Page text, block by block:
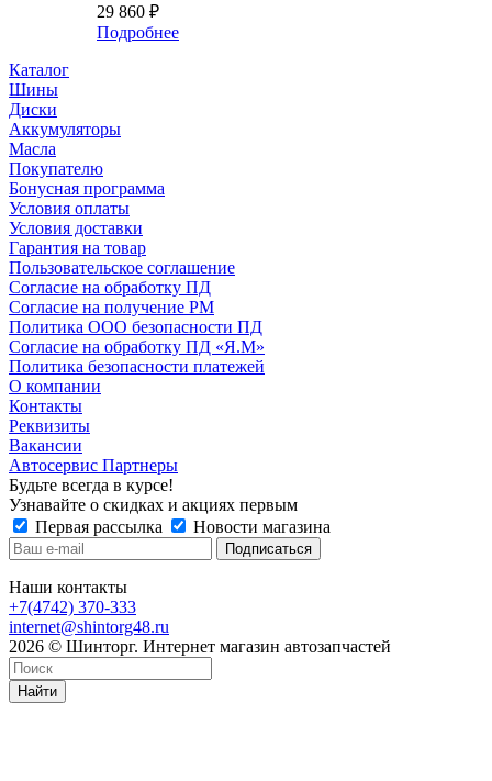
29 860 ₽
Подробнее
Каталог
Шины
Диски
Аккумуляторы
Масла
Покупателю
Бонусная программа
Условия оплаты
Условия доставки
Гарантия на товар
Пользовательское соглашение
Согласие на обработку ПД
Согласие на получение РМ
Политика ООО безопасности ПД
Согласие на обработку ПД «Я.М»
Политика безопасности платежей
О компании
Контакты
Реквизиты
Вакансии
Автосервис Партнеры
Будьте всегда в курсе!
Узнавайте о скидках и акциях первым
Первая рассылка
Новости магазина
Наши контакты
+7(4742) 370-333
internet@shintorg48.ru
2026 © Шинторг. Интернет магазин автозапчастей
Найти